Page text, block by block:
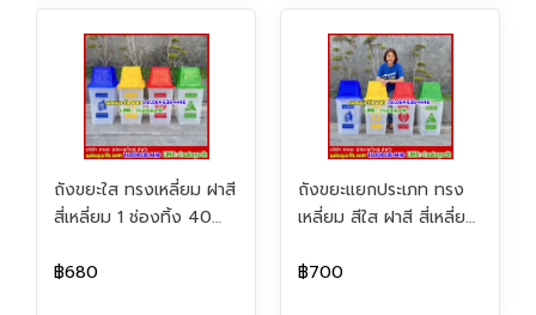
ถังขยะใส ทรงเหลี่ยม ฝาสี
สี่เหลี่ยม 1 ช่องทิ้ง 40
฿680
ถังขยะแยกประเภท ทรง
เหลี่ยม สีใส ฝาสี สี่เหลี่ยม
฿700